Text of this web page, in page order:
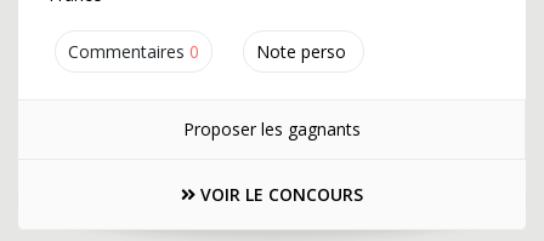
Commentaires 0 Note perso
Proposer les gagnants
VOIR LE CONCOURS